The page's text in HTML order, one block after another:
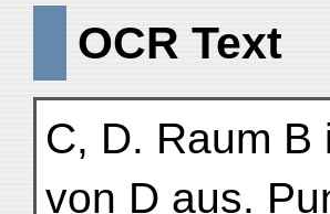
OCR Text
C, D. Raum
von D aus.